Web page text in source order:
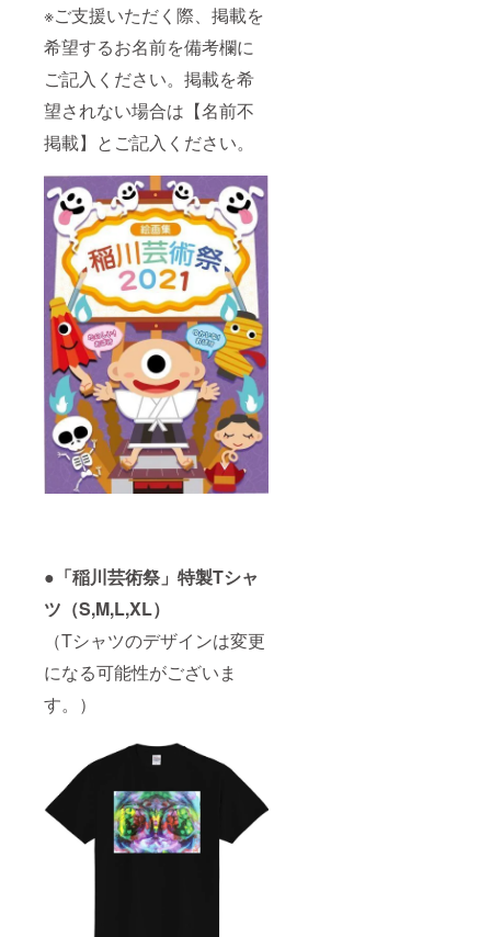
※ご支援いただく際、掲載を
希望するお名前を備考欄に
ご記入ください。掲載を希
望されない場合は【名前不
掲載】とご記入ください。
●「稲川芸術祭」特製Tシャ
ツ（S,M,L,XL）
（Tシャツのデザインは変更
になる可能性がございま
す。）